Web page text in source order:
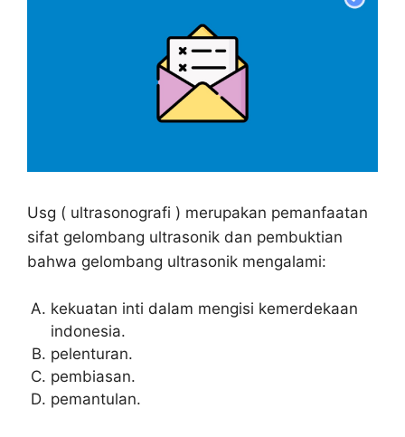
Usg ( ultrasonografi ) merupakan pemanfaatan
sifat gelombang ultrasonik dan pembuktian
bahwa gelombang ultrasonik mengalami:
kekuatan inti dalam mengisi kemerdekaan
indonesia.
pelenturan.
pembiasan.
pemantulan.